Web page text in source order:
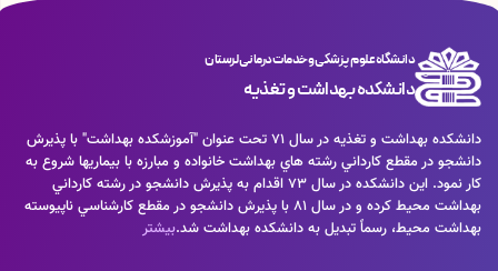
دانشگاه علوم پزشکی و خدمات درمانی لرستان
دانشکده بهداشت و تغذیه
دانشكده بهداشت و تغذيه در سال 71 تحت عنوان "آموزشكده بهداشت" با پذيرش
دانشجو در مقطع كارداني رشته هاي بهداشت خانواده و مبارزه با بيماريها شروع به
كار نمود. اين دانشكده در سال 73 اقدام به پذيرش دانشجو در رشته كارداني
بهداشت محيط كرده و در سال 81 با پذيرش دانشجو در مقطع كارشناسي ناپيوسته
بهداشت محيط، رسماً تبديل به دانشكده بهداشت شد.بیشتر